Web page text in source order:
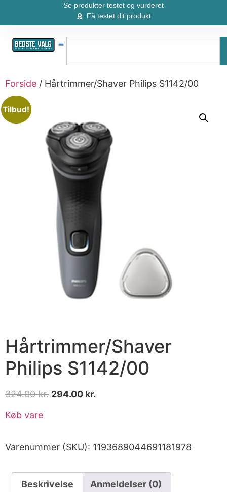
Se produkter testet og vurderet
Få testet dit produkt
Forside / Hårtrimmer/Shaver Philips S1142/00
Tilbud!
Hårtrimmer/Shaver
Philips S1142/00
324.00kr. 294.00 kr.
Køb vare
Varenummer (SKU): 1193689044691181978
Beskrivelse Anmeldelser (0)